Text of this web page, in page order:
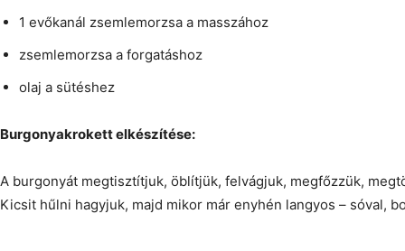
1 evőkanál zsemlemorzsa a masszához
zsemlemorzsa a forgatáshoz
olaj a sütéshez
Burgonyakrokett elkészítése:
A burgonyát megtisztítjuk, öblítjük, felvágjuk, megfőzzük,
Kicsit hűlni hagyjuk, majd mikor már enyhén langyos – sóval,